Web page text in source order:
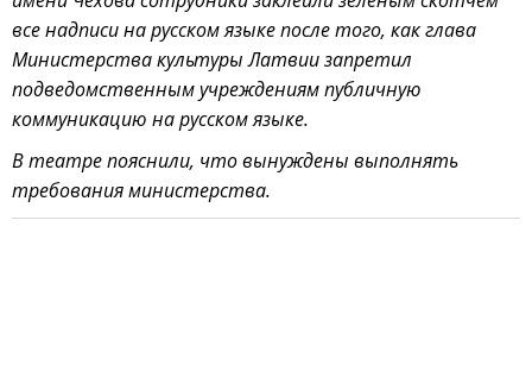
все надписи на русском языке после того, как глава
Министерства культуры Латвии запретил
подведомственным учреждениям публичную
коммуникацию на русском языке.
В театре пояснили, что вынуждены выполнять
требования министерства.